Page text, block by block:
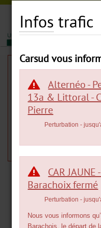
Carsud
Infostrafic
Veuillez réessayer. Retour
Infos trafic
Carsud vous
Alternéo -
13a & Littoral -
Pierre
Perturbation-
CAR
Barachoix fermé
Perturbation-
Nous vous informons
Barachois, le départ de